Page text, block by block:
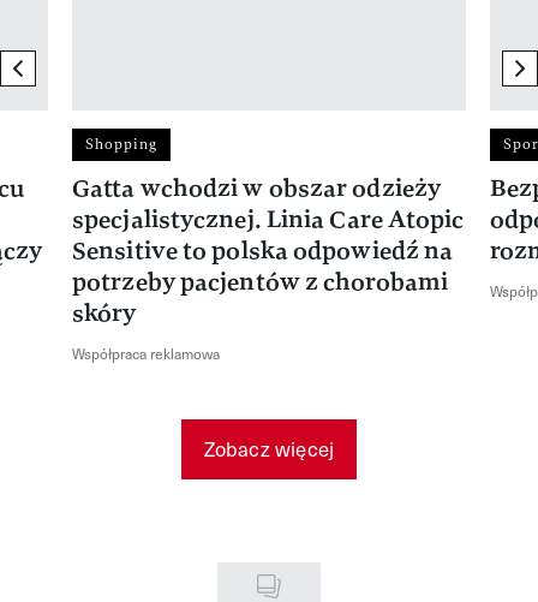
previous element
Shopping
Gatta wchodzi w obszar odzieży
specjalistycznej. Linia Care Atopic
Sensitive to polska odpowiedź na
potrzeby pacjentów z chorobami
skóry
Współpraca reklamowa
Zobacz więcej